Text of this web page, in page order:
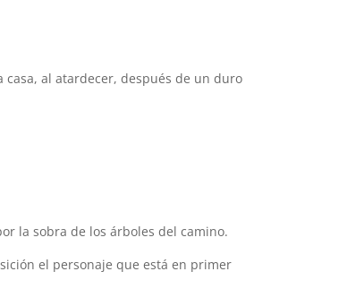
al atardecer, después de un duro
la sobra de los árboles del camino.
el personaje que está en primer